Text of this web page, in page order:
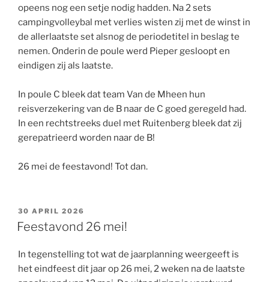
opeens nog een setje nodig hadden. Na 2 sets
campingvolleybal met verlies wisten zij met de winst in
de allerlaatste set alsnog de periodetitel in beslag te
nemen. Onderin de poule werd Pieper gesloopt en
eindigen zij als laatste.
In poule C bleek dat team Van de Mheen hun
reisverzekering van de B naar de C goed geregeld had.
In een rechtstreeks duel met Ruitenberg bleek dat zij
gerepatrieerd worden naar de B!
26 mei de feestavond! Tot dan.
GEPLAATST
OP
30 APRIL 2026
Feestavond 26 mei!
In tegenstelling tot wat de jaarplanning weergeeft is
het eindfeest dit jaar op 26 mei, 2 weken na de laatste